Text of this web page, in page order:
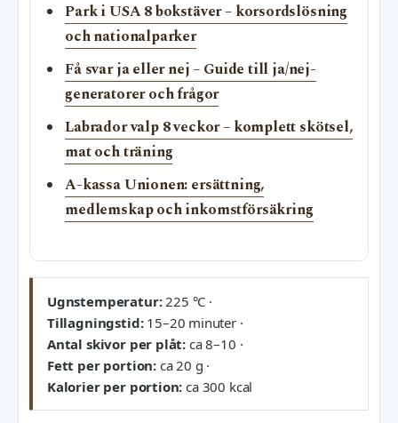
Park i USA 8 bokstäver – korsordslösning
och nationalparker
Få svar ja eller nej – Guide till ja/nej-
generatorer och frågor
Labrador valp 8 veckor – komplett skötsel,
mat och träning
A-kassa Unionen: ersättning,
medlemskap och inkomstförsäkring
Ugnstemperatur:225 °C ·
Tillagningstid:15–20 minuter ·
Antal skivor per plåt: ca 8–10 ·
Fett per portion: ca 20 g ·
Kalorier per portion: ca 300 kcal